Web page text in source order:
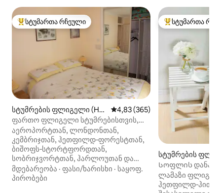
სტუმართა რჩეული მოწინავე ვარიანტი
სტუმართა რჩეული
სტუმრების ფლიგელი (Hat
field Heath)
საშუალო შეფასებაა 5‑დან
4,83 (365)
ფართო ფლიგელი სტუმრებისთვის,
კერძო ბაღი
აეროპორტთან, ლონდონთან,
კემბრიჯთან, ჰეთფილდ‑ფორესტთან,
ბიშოფს‑სტორტფორდთან,
სობრიჯვორტთან, ჰარლოუთან და
ქორწილის მრავალ ადგილთან
ახლოს. ვმუშაობთ მდგრადობისთვის.
მდებარეობა · ფასი/ხარისხი · საყოფ.
პირობები
სტუმართა
სტუმართა
სტუმრების
hop's Stortford)
Სოფლის
ავტობუსი,
ლამაზი